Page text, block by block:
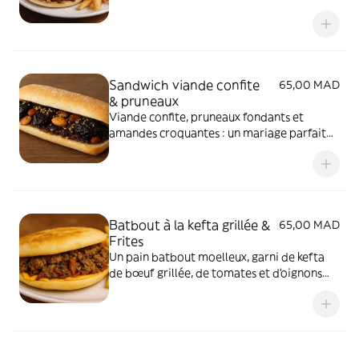
Sandwich viande confite
& pruneaux
65,00 MAD
Viande confite, pruneaux fondants et
amandes croquantes : un mariage parfait
Batbout à la kefta grillée &
Frites
65,00 MAD
Un pain batbout moelleux, garni de kefta
de bœuf grillée, de tomates et d’oignons